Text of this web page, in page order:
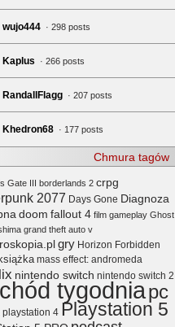
wujo444 · 298 posts
Kaplus · 266 posts
RandallFlagg · 207 posts
Khedron68 · 177 posts
Chmura tagów
Gate III borderlands 2 crpg
2077 Days Gone Diagnoza
doom fallout 4 film gameplay Ghost
grand theft auto v
gry Horizon Forbidden
książka mass effect: andromeda
nintendo switch nintendo switch 2
tygodniapc
playstation 4 Playstation 5